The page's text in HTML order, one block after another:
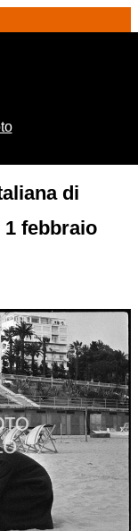
di
1 febbraio